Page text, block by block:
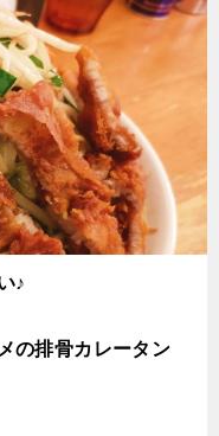
♪
の排骨カレータン